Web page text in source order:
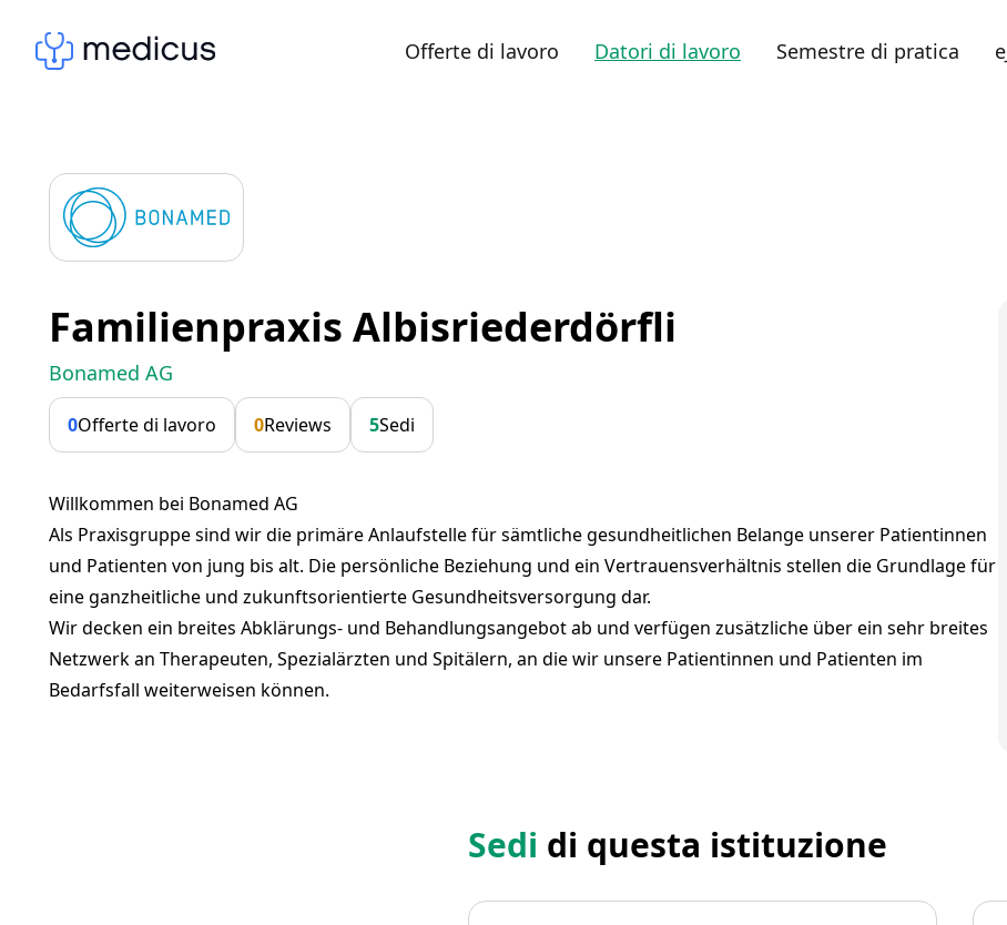
Offerte di lavoro Datori di lavoro Semestre di pratica
Familienpraxis Albisriederdörfli
Bonamed AG
0Offerte di lavoro 0Reviews 5Sedi
Willkommen bei Bonamed AG
Als Praxisgruppe sind wir die primäre Anlaufstelle für sämtliche gesundheitlichen Belange unserer Patientinnen
und Patienten von jung bis alt. Die persönliche Beziehung und ein Vertrauensverhältnis stellen die Grundlage für
eine ganzheitliche und zukunftsorientierte Gesundheitsversorgung dar.
Wir decken ein breites Abklärungs- und Behandlungsangebot ab und verfügen zusätzliche über ein sehr breites
Netzwerk an Therapeuten, Spezialärzten und Spitälern, an die wir unsere Patientinnen und Patienten im
Bedarfsfall weiterweisen können.
Sedi di questa istituzione